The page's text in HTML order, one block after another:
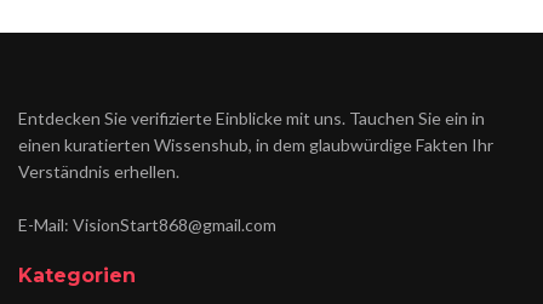
Entdecken Sie verifizierte Einblicke mit uns. Tauchen Sie ein in
einen kuratierten Wissenshub, in dem glaubwürdige Fakten Ihr
Verständnis erhellen.
E-Mail: VisionStart868@gmail.com
Kategorien